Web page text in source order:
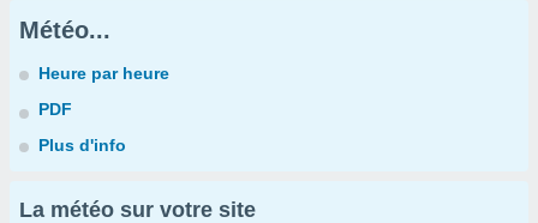
Météo...
Heure par heure
PDF
Plus d'info
La météo sur votre site